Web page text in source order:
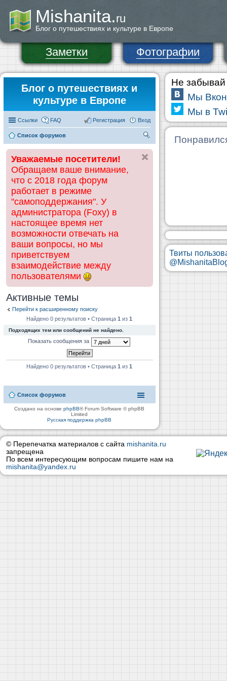
Mishanita.ru
Блог о путешествиях и культуре в Европе
Заметки Фотографии
Блог о путешествиях и
культуре в Европе
Ссылки FAQ Вход
Регистрация
Список форумов
ск
Уважаемые посетители!
Обращаем ваше внимание,
что с 2018 года форум
работает в режиме
"самоподдержания". У
администратора (Foxy) в
настоящее время нет
возможности отвечать на
ваши вопросы, но мы
приветствуем
взаимодействие между
пользователями
Активные темы
Перейти к расширенному поиску
Найдено 0 результатов • Страница1 из1
Подходящих тем или сообщений не найдено.
Показать сообщения за
Найдено 0 результатов • Страница1 из1
Список форумов
Создано на основеphpBB® Forum Software © phpBB
Limited
Русская поддержка phpBB
Не забывай
Мы
Мы в
Твиты
© Перепечатка материалов с сайта mishanita.ru
запрещена
По всем интересующим вопросам пишите нам на
mishanita@yandex.ru